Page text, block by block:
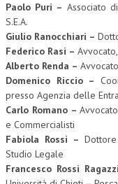
Paolo Puri – Associato
S.E.A.
Giulio Ranocchiari –
Federico Rasi –
Alberto Renda –
Domenico Riccio –
presso Agenzia delle
Carlo Romano –
e Commercialisti
Fabiola Rossi –
Studio Legale
Francesco Rossi